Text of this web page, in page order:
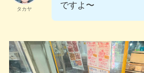
タカヤ
ですよ〜